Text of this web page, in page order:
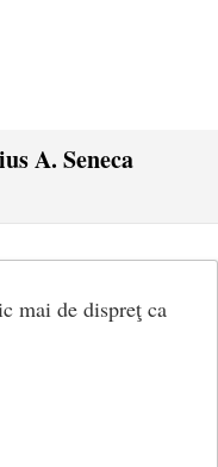
A. Seneca
mai de dispreţ ca